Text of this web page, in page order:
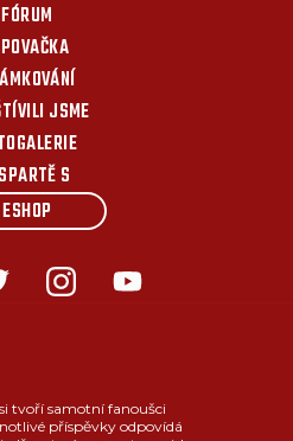
FÓRUM
JSME
S
ESHOP
tvoří samotní fanoušci
příspěvky odpovídá